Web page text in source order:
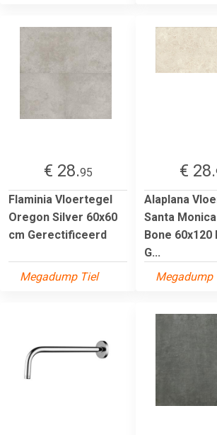
€ 28.95
Flaminia Vloertegel
Oregon Silver 60x60
cm Gerectificeerd
Megadump Tiel
€ 28.
Alaplana
Santa
Bone 60x120
G...
Megadump